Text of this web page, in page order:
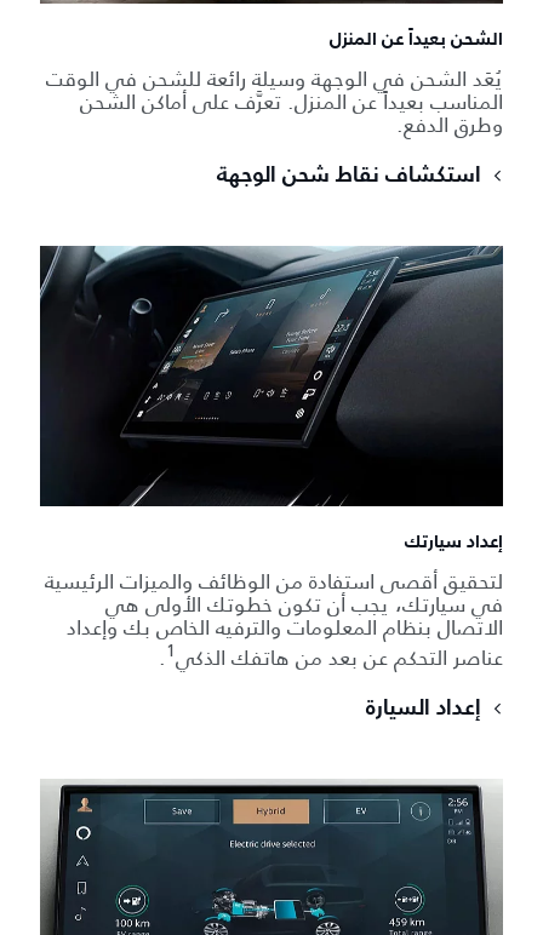
الشحن بعيداً عن المنزل
يُعَد الشحن في الوجهة وسيلة رائعة للشحن في الوقت
المناسب بعيداً عن المنزل. تعرَّف على أماكن الشحن
وطرق الدفع.
استكشاف نقاط شحن الوجهة
إعداد سيارتك
لتحقيق أقصى استفادة من الوظائف والميزات الرئيسية
في سيارتك، يجب أن تكون خطوتك الأولى هي
الاتصال بنظام المعلومات والترفيه الخاص بك وإعداد
عناصر التحكم عن بعد من هاتفك الذكي1
.
إعداد السيارة